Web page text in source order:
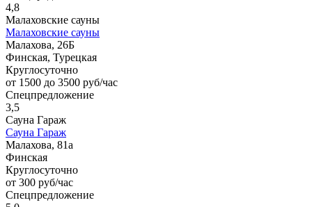
4,8
Малаховские сауны
Малаховские сауны
Малахова, 26Б
Финская, Турецкая
Круглосуточно
от 1500 до 3500 руб/час
Спецпредложение
3,5
Сауна Гараж
Сауна Гараж
Малахова, 81а
Финская
Круглосуточно
от 300 руб/час
Спецпредложение